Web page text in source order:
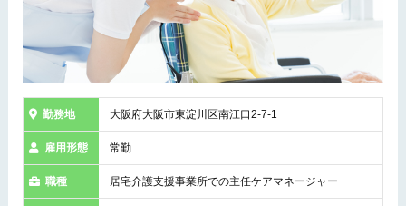
勤務地 大阪府大阪市東淀川区南江口2-7-1
雇用形態 常勤
職種 居宅介護支援事業所での主任ケアマネージャー